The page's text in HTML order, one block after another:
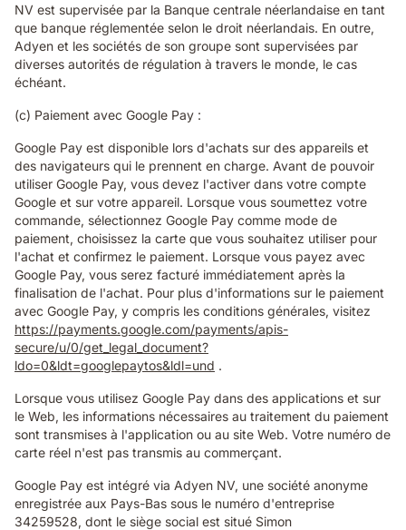
NV est supervisée par la Banque centrale néerlandaise en tant
que banque réglementée selon le droit néerlandais. En outre,
Adyen et les sociétés de son groupe sont supervisées par
diverses autorités de régulation à travers le monde, le cas
échéant.
(c) Paiement avec Google Pay :
Google Pay est disponible lors d'achats sur des appareils et
des navigateurs qui le prennent en charge. Avant de pouvoir
utiliser Google Pay, vous devez l'activer dans votre compte
Google et sur votre appareil. Lorsque vous soumettez votre
commande, sélectionnez Google Pay comme mode de
paiement, choisissez la carte que vous souhaitez utiliser pour
l'achat et confirmez le paiement. Lorsque vous payez avec
Google Pay, vous serez facturé immédiatement après la
finalisation de l'achat. Pour plus d'informations sur le paiement
avec Google Pay, y compris les conditions générales, visitez
https://payments.google.com/payments/apis-
secure/u/0/get_legal_document?
ldo=0&ldt=googlepaytos&ldl=und .
Lorsque vous utilisez Google Pay dans des applications et sur
le Web, les informations nécessaires au traitement du paiement
sont transmises à l'application ou au site Web. Votre numéro de
carte réel n'est pas transmis au commerçant.
Google Pay est intégré via Adyen NV, une société anonyme
enregistrée aux Pays-Bas sous le numéro d'entreprise
34259528, dont le siège social est situé Simon